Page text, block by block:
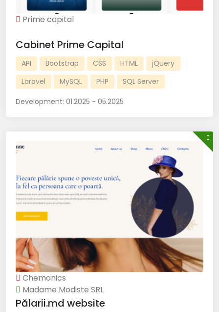
Prime capital
Cabinet Prime Capital
API Bootstrap CSS HTML
jQuery
Laravel
MySQL PHP SQL Server
Development: 01.2025 - 05.2025
Chemonics
Madame Modiste SRL
Pălarii.md website